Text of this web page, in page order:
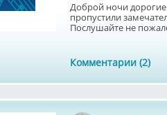
Доброй ночи
пропустили
Послушайте не
Комментарии (2)